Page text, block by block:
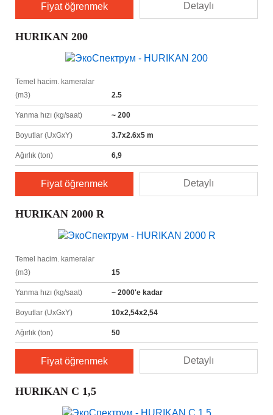
Fiyat öğrenmek Detaylı
HURIKAN 200
Temel hacim. kameralar
(m3)
2.5
Yanma hızı (kg/saat) ~ 200
Boyutlar (UxGxY) 3.7х2.6х5 m
Ağırlık (ton) 6,9
Fiyat öğrenmek Detaylı
HURIKAN 2000 R
Temel hacim. kameralar
(m3)
15
Yanma hızı (kg/saat) ~ 2000'e kadar
Boyutlar (UxGxY) 10х2,54х2,54
Ağırlık (ton) 50
Fiyat öğrenmek Detaylı
HURIKAN C 1,5